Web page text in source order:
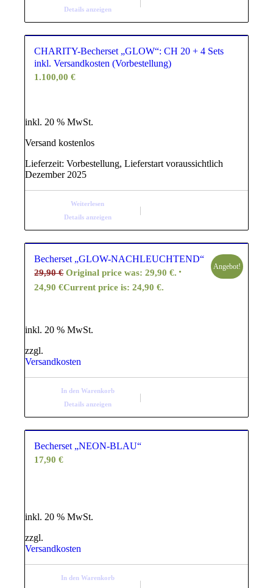
Details anzeigen
CHARITY-Becherset „GLOW“: CH 20 + 4 Sets
inkl. Versandkosten (Vorbestellung)
1.100,00€
inkl. 20 % MwSt.
Versand kostenlos
Lieferzeit:Vorbestellung, Lieferstart voraussichtlich
Dezember 2025
Weiterlesen
Details anzeigen
Becherset „GLOW-NACHLEUCHTEND“
29,90€ Original price was: 29,90 €.
24,90€Current price is: 24,90 €.
Angebot!
inkl. 20 % MwSt.
zzgl.
Versandkosten
In den Warenkorb
Details anzeigen
Becherset „NEON-BLAU“
17,90€
inkl. 20 % MwSt.
zzgl.
Versandkosten
In den Warenkorb